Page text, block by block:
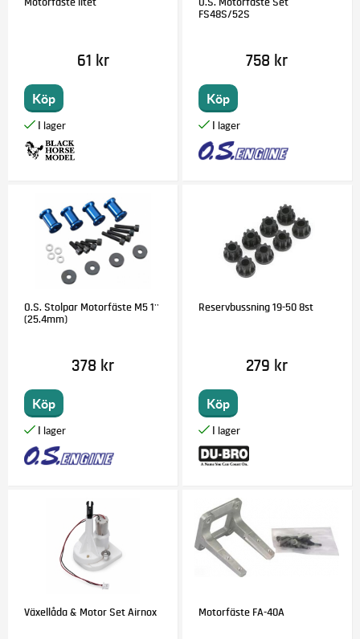
61 kr
Köp
FS48S/52S
758 kr
Köp
O.S. Stolpar Motorfäste M5 1''
(25.4mm)
378 kr
Köp
Reservbussning 19-50 8st
279 kr
Köp
Växellåda & Motor Set Airnox Motorfäste FA-40A